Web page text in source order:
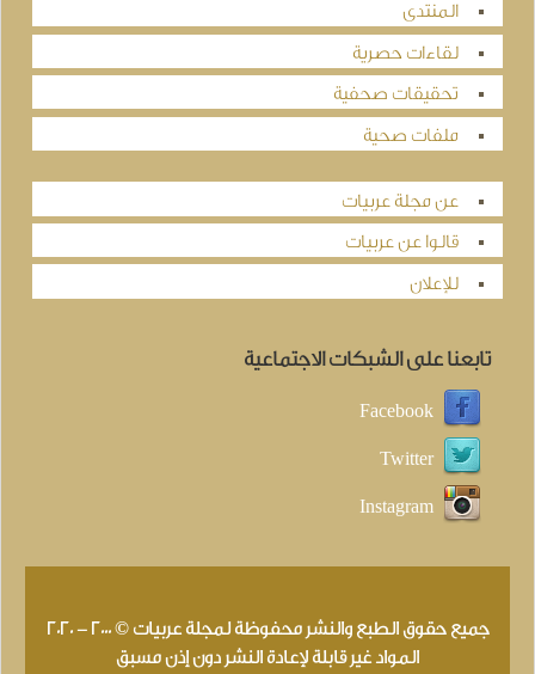
المنتدى
لقاءات حصرية
تحقيقات صحفية
ملفات صحية
عن مجلة عربيات
قالوا عن عربيات
للإعلان
تابعنا على الشبكات الاجتماعية
Facebook
Twitter
Instagram
جميع حقوق الطبع والنشر محفوظة لمجلة عربيات © 2000 - 2020
المواد غير قابلة لإعادة النشر دون إذن مسبق